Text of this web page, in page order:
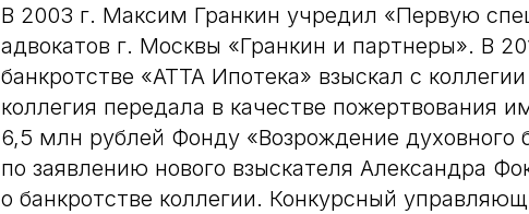
В 2003 г. Максим Гранкин учредил «Первую
адвокатов г. Москвы «Гранкин и партнеры». В
банкротстве «АТТА Ипотека» взыскал с
коллегия передала в качестве пожертвования
6,5 млн рублей Фонду «Возрождение духовного
по заявлению нового взыскателя Александра
о банкротстве коллегии. Конкурсный